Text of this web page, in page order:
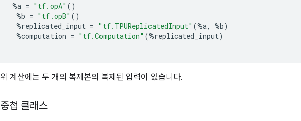
%a = "tf.opA" ()
%b = "tf.opB" ()
%replicated_input = "tf.TPUReplicatedInput" (%a, %b)
%computation = "tf.Computation" (%replicated_input)
위 계산에는 두 개의 복제본의 복제된 입력이 있습니다.
중첩 클래스